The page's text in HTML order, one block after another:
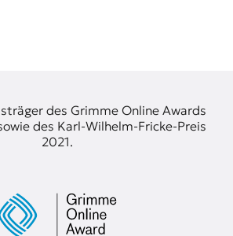
des Grimme Online Awards
des Karl-Wilhelm-Fricke-Preis
2021.